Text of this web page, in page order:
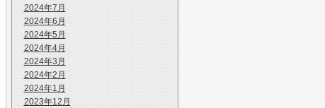
2024年7月
2024年6月
2024年5月
2024年4月
2024年3月
2024年2月
2024年1月
2023年12月